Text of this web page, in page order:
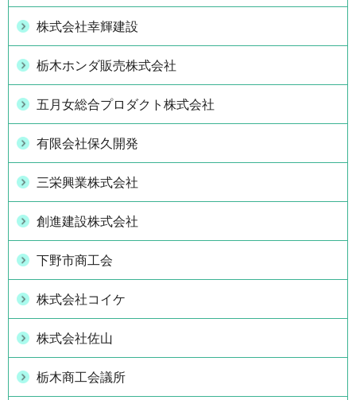
株式会社幸輝建設
栃木ホンダ販売株式会社
五月女総合プロダクト株式会社
有限会社保久開発
三栄興業株式会社
創進建設株式会社
下野市商工会
株式会社コイケ
株式会社佐山
栃木商工会議所